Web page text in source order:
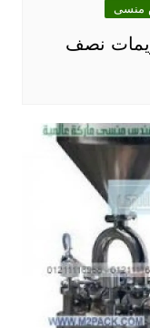
منسى
نصف